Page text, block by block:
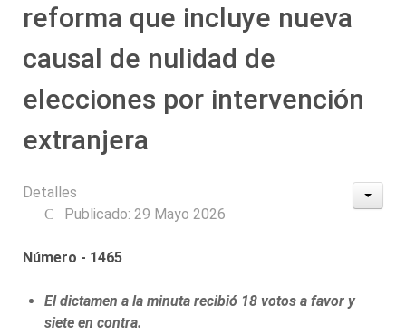
reforma que incluye nueva
causal de nulidad de
elecciones por intervención
extranjera
Detalles
Publicado: 29 Mayo 2026
Número - 1465
El dictamen a la minuta recibió 18 votos a favor y
siete en contra.